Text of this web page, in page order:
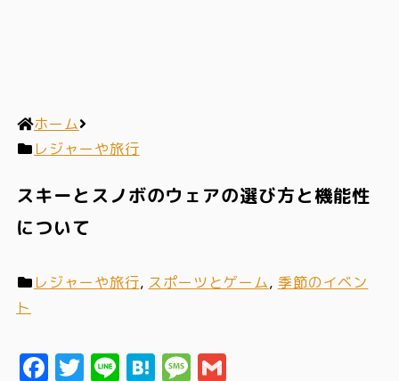
ホーム
レジャーや旅行
スキーとスノボのウェアの選び方と機能性
について
レジャーや旅行, スポーツとゲーム, 季節のイベン
ト
Facebook
Twitter
LineHatenaMessage